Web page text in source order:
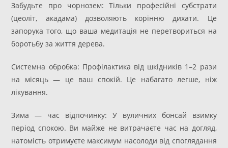
Забудьте про чорнозем: Тільки професійні субстрати
(цеоліт, акадама) дозволяють корінню дихати. Це
запорука того, що ваша медитація не перетвориться на
боротьбу за життя дерева.
Системна обробка: Профілактика від шкідників 1–2 рази
на місяць — це ваш спокій. Це набагато легше, ніж
лікування.
Зима — час відпочинку: У вуличних бонсай взимку
період спокою. Ви майже не витрачаєте час на догляд,
натомість отримуєте максимум насолоди від споглядання